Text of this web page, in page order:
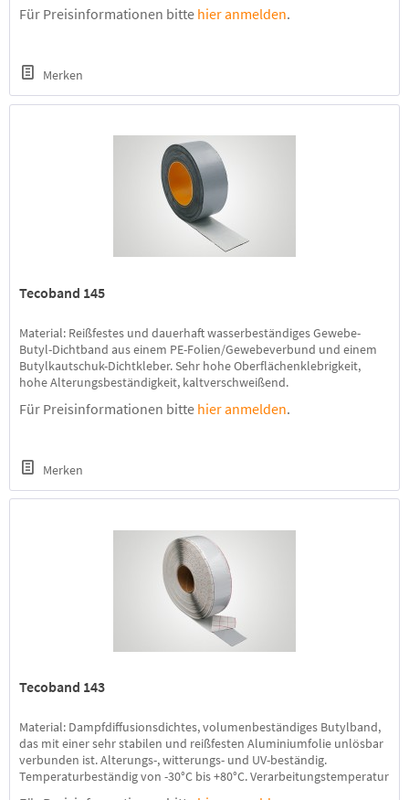
Farbe: Butyl schwarz, Vlies grau-weiß Mindestabnahme: 1 Rolle
Für Preisinformationen bitte hier anmelden.
Merken
Tecoband 145
Material: Reißfestes und dauerhaft wasserbeständiges Gewebe-
Butyl-Dichtband aus einem PE-Folien/Gewebeverbund und einem
Butylkautschuk-Dichtkleber. Sehr hohe Oberflächenklebrigkeit,
hohe Alterungsbeständigkeit, kaltverschweißend.
+5°C bis +40°C. Anwendungsbereich: Zum dauerhaften Abdichten
Für Preisinformationen bitte hier anmelden.
Merken
Tecoband 143
Material: Dampfdiffusionsdichtes, volumenbeständiges Butylband,
das mit einer sehr stabilen und reißfesten Aluminiumfolie unlösbar
verbunden ist. Alterungs-, witterungs- und UV-beständig.
Temperaturbeständig von -30°C bis +80°C. Verarbeitungstemperatur